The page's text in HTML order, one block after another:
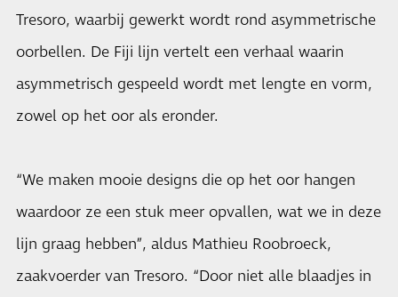
Tresoro, waarbij gewerkt wordt rond asymmetrische
oorbellen. De Fiji lijn vertelt een verhaal waarin
asymmetrisch gespeeld wordt met lengte en vorm,
zowel op het oor als eronder.
“We maken mooie designs die op het oor hangen
waardoor ze een stuk meer opvallen, wat we in deze
lijn graag hebben”, aldus Mathieu Roobroeck,
zaakvoerder van Tresoro. “Door niet alle blaadjes in